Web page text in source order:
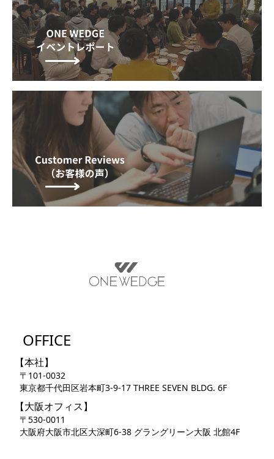
OFFICE
【本社】
〒101-0032
東京都千代田区岩本町3-9-17 THREE SEVEN BLDG. 6F
【大阪オフィス】
〒530-0011
大阪府大阪市北区大深町6-38 グラングリーン大阪 北館4F